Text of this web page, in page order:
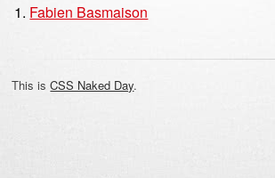
Fabien Basmaison
This isCSS Naked Day.